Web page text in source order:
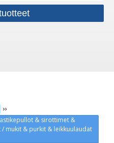
››
& sirottimet &
mukit & purkit & leikkuulaudat